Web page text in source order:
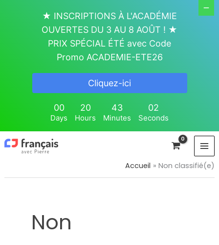
Accueil Non classifié(e)
Non
★ INSCRIPTIONS À L'ACADÉMIE
OUVERTES DU 3 AU 8 AOÛT ! ★
PRIX SPÉCIAL ÉTÉ avec Code
Promo ACADEMIE-ETE26
Cliquez-ici
00
Days
20
Hours
43
Minutes
01
Seconds